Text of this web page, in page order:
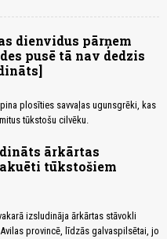
dienvidus pārņem
pusē tā nav dedzis
plosīties savvaļas ugunsgrēki, kas
tūkstošu cilvēku.
ārkārtas
tūkstošiem
izsludināja ārkārtas stāvokli
provincē, līdzās galvaspilsētai, jo